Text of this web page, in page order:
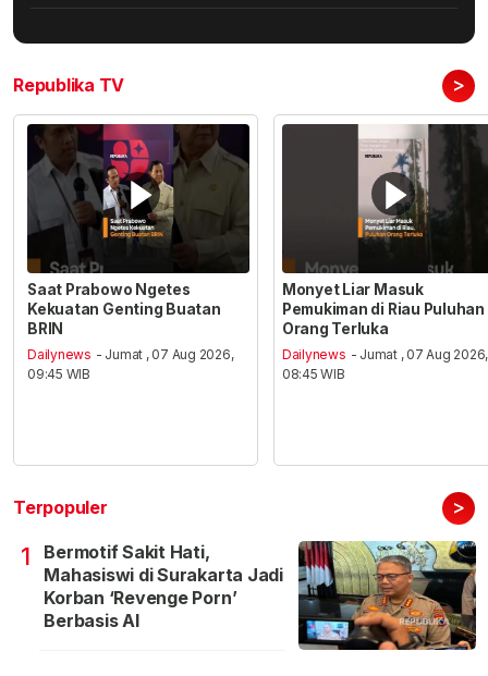
Republika TV >
Saat Prabowo Ngetes
Kekuatan Genting Buatan
BRIN
Dailynews - Jumat , 07 Aug 2026,
09:45 WIB
Monyet Liar Masuk
Pemukiman di Riau Puluhan
Orang Terluka
Dailynews - Jumat , 07 Aug 2026,
08:45 WIB
Terpopuler >
1
Bermotif Sakit Hati,
Mahasiswi di Surakarta Jadi
Korban ‘Revenge Porn’
Berbasis AI